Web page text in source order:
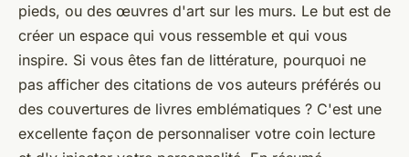
pieds, ou des œuvres d'art sur les murs. Le but est de
créer un espace qui vous ressemble et qui vous
inspire. Si vous êtes fan de littérature, pourquoi ne
pas afficher des citations de vos auteurs préférés ou
des couvertures de livres emblématiques ? C'est une
excellente façon de personnaliser votre coin lecture